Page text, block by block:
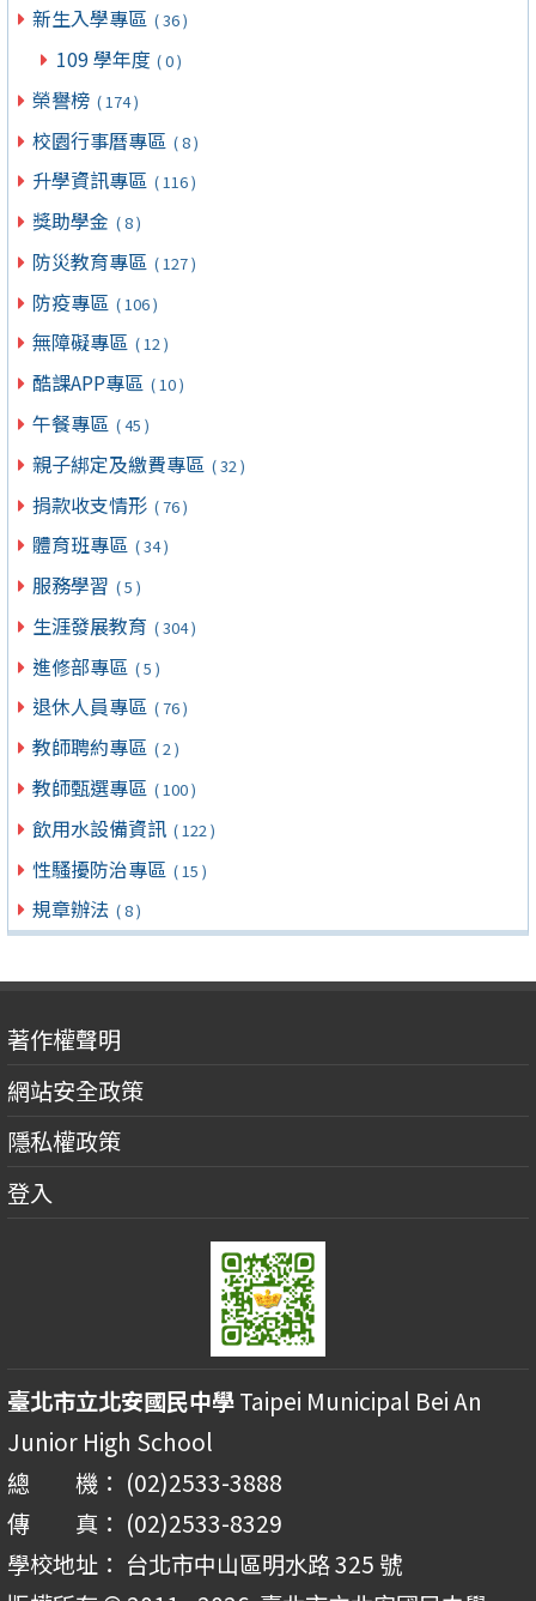
新生入學專區 ( 36 )
109 學年度 ( 0 )
榮譽榜 ( 174 )
校園行事曆專區 ( 8 )
升學資訊專區 ( 116 )
獎助學金 ( 8 )
防災教育專區 ( 127 )
防疫專區 ( 106 )
無障礙專區 ( 12 )
酷課APP專區 ( 10 )
午餐專區 ( 45 )
親子綁定及繳費專區 ( 32 )
捐款收支情形 ( 76 )
體育班專區 ( 34 )
服務學習 ( 5 )
生涯發展教育 ( 304 )
進修部專區 ( 5 )
退休人員專區 ( 76 )
教師聘約專區 ( 2 )
教師甄選專區 ( 100 )
飲用水設備資訊 ( 122 )
性騷擾防治專區 ( 15 )
規章辦法 ( 8 )
著作權聲明
網站安全政策
隱私權政策
登入
臺北市立北安國民中學Taipei Municipal Bei An
Junior High School
總 機： (02)2533-3888
傳 真： (02)2533-8329
學校地址： 台北市中山區明水路 325 號